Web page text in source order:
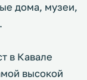
дома, музеи,
в Кавале
высокой